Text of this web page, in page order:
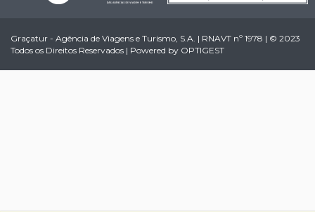
Graçatur - Agência de Viagens e Turismo, S.A. | RNAVT nº 1978 | © 2023
Todos os Direitos Reservados | Powered by OPTIGEST